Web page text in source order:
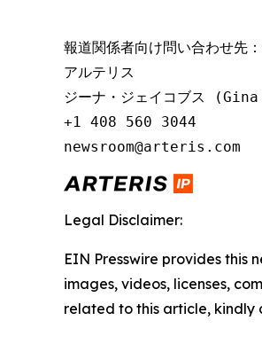
報道関係者向け問い合わせ先：
アルテリス
ジーナ・ジェイコブス
+1 408 560 3044
newsroom@arteris.com
Legal Disclaimer:
EIN Presswire provides this
images, videos, licenses,
related to this article,